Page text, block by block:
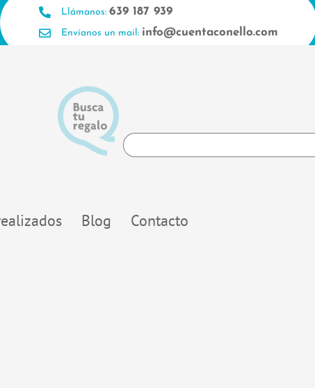
Llámanos: 639 187 939
Envíanos un mail: info@cuentaconello.com
Search
...
Blog Contacto